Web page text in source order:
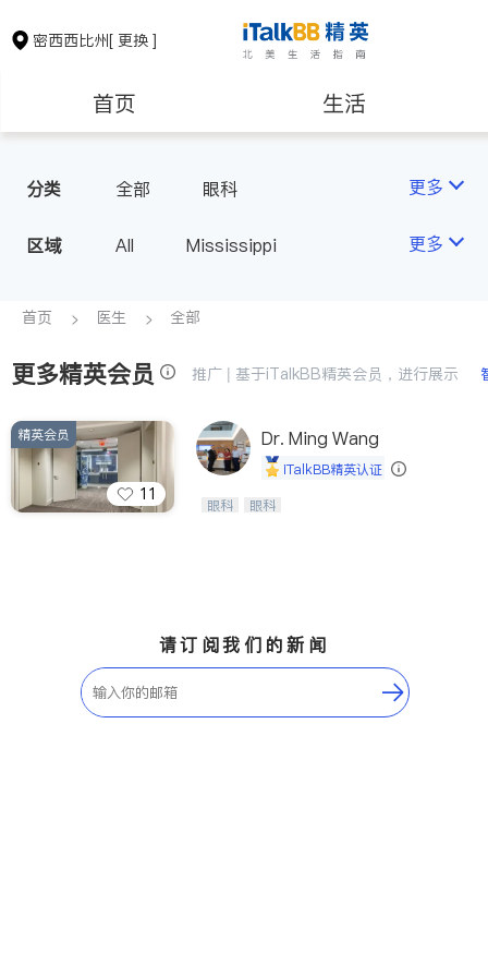
密西西比州[ 更换 ]
首页 生活
房地产租售
教育
非盈利组织
分类 全部 眼科 更多
区域 All Mississippi 更多
首页 医生 全部
更多精英会员 推广 | 基于iTalkBB精英会员，进行展示
11
精英会员 Dr. Ming Wang
iTalkBB精英认证
Wang Vision Institute has more tha
眼科 眼科
请订阅我们的新闻